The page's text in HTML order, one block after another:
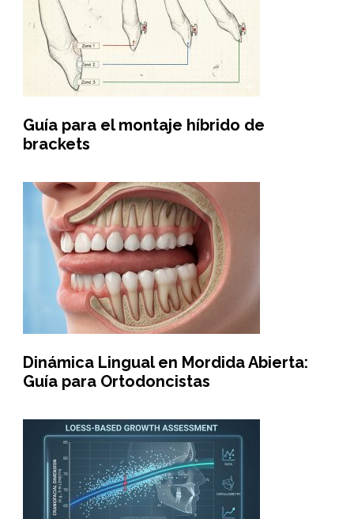
Guía para el montaje híbrido de
brackets
Dinámica Lingual en Mordida Abierta:
Guía para Ortodoncistas